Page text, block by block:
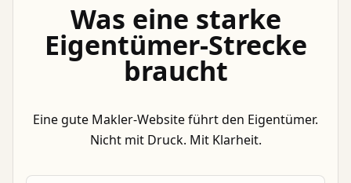
Was eine starke
Eigentümer-Strecke
braucht
Eine gute Makler-Website führt den Eigentümer.
Nicht mit Druck. Mit Klarheit.